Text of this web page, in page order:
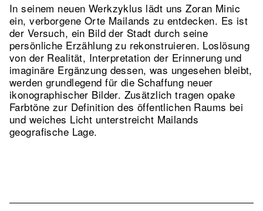
In seinem neuen Werkzyklus lädt uns Zoran Minic
ein, verborgene Orte Mailands zu entdecken. Es ist
der Versuch, ein Bild der Stadt durch seine
persönliche Erzählung zu rekonstruieren. Loslösung
von der Realität, Interpretation der Erinnerung und
imaginäre Ergänzung dessen, was ungesehen bleibt,
werden grundlegend für die Schaffung neuer
ikonographischer Bilder. Zusätzlich tragen opake
Farbtöne zur Definition des öffentlichen Raums bei
und weiches Licht unterstreicht Mailands
geografische Lage.